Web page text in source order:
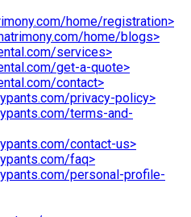
home/registration>
home/blogs>
services>
get-a-quote>
contact>
privacy-policy>
terms-and-
contact-us>
faq>
personal-profile-